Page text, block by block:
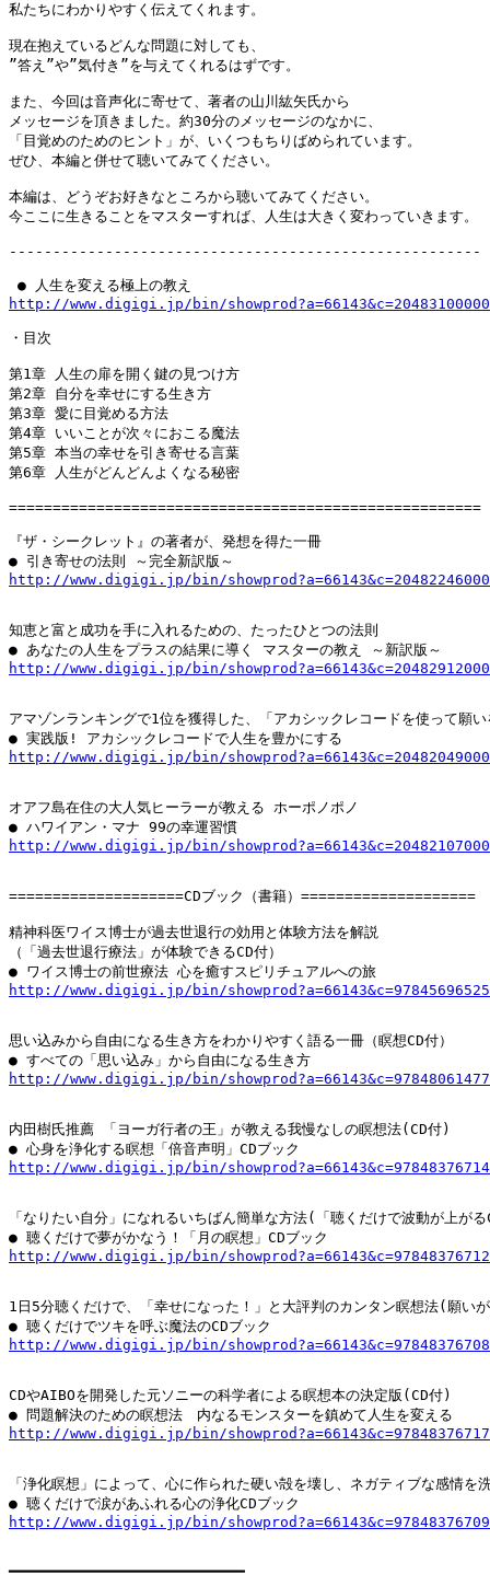
私たちにわかりやすく伝えてくれます。
現在抱えているどんな問題に対しても、
”答え”や”気付き”を与えてくれるはずです。
また、今回は音声化に寄せて、著者の山川紘矢氏から
メッセージを頂きました。約30分のメッセージのなかに、
「目覚めのためのヒント」が、いくつもちりばめられています。
ぜひ、本編と併せて聴いてみてください。
本編は、どうぞお好きなところから聴いてみてください。
今ここに生きることをマスターすれば、人生は大きく変わっていきます。
------------------------------------------------------
http://www.digigi.jp/bin/
・目次
第1章 人生の扉を開く鍵の見つけ方
第2章 自分を幸せにする生き方
第3章 愛に目覚める方法
第4章 いいことが次々におこる魔法
第5章 本当の幸せを引き寄せる言葉
第6章 人生がどんどんよくなる秘密
======================================================
『ザ・シークレット』の著者が、発想を得た一冊
http://www.digigi.jp/bin/
知恵と富と成功を手に入れるための、たったひとつの法則
http://www.digigi.jp/bin/
アマゾンランキングで1位を獲得した、「アカシックレコードを使って
http://www.digigi.jp/bin/
オアフ島在住の大人気ヒーラーが教える ホーポノポノ
http://www.digigi.jp/bin/
====================CDブック（書籍）====================
精神科医ワイス博士が過去世退行の効用と体験方法を解説
（「過去世退行療法」が体験できるCD付）
http://www.digigi.jp/bin/
思い込みから自由になる生き方をわかりやすく語る一冊（瞑想CD付）
http://www.digigi.jp/bin/
内田樹氏推薦 「ヨーガ行者の王」が教える我慢なしの瞑想法(CD付)
http://www.digigi.jp/bin/
「なりたい自分」になれるいちばん簡単な方法(「聴くだけで波動が上が
http://www.digigi.jp/bin/
1日5分聴くだけで、「幸せになった！」と大評判のカンタン瞑想法(願い
http://www.digigi.jp/bin/
CDやAIBOを開発した元ソニーの科学者による瞑想本の決定版(CD付)
http://www.digigi.jp/bin/
「浄化瞑想」によって、心に作られた硬い殻を壊し、ネガティブな感情を
http://www.digigi.jp/bin/